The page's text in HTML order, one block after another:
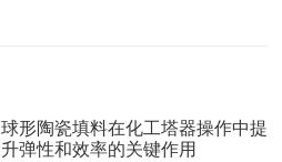
球形陶瓷填料在化工塔器操作中提
升弹性和效率的关键作用